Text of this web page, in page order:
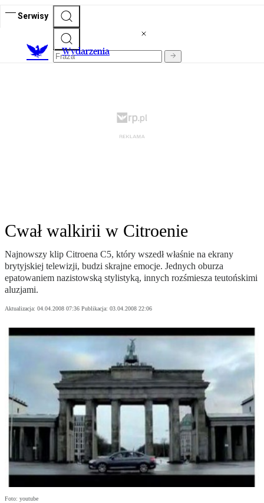
Serwisy
Wydarzenia
Cwał walkirii w Citroenie
Najnowszy klip Citroena C5, który wszedł właśnie na ekrany
brytyjskiej telewizji, budzi skrajne emocje. Jednych oburza
epatowaniem nazistowską stylistyką, innych rozśmiesza teutońskimi
aluzjami.
Aktualizacja: 04.04.2008 07:36 Publikacja: 03.04.2008 22:06
Foto: youtube